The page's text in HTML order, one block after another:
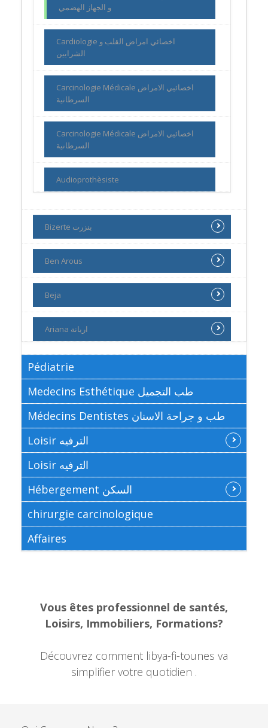
و الجهاز الهضمي
Cardiologie اخصائي امراض القلب و
الشرايين
Carcinologie Médicale اخصائيي الامراض
السرطانية
Carcinologie Médicale اخصائيي الامراض
السرطانية
Audioprothèsiste
Bizerte بنزرت
Ben Arous
Beja
Ariana اريانة
Pédiatrie
Medecins Esthétique طب التجميل
Médecins Dentistes طب و جراحة الاسنان
Loisir الترفيه
Loisir الترفيه
Hébergement السكن
chirurgie carcinologique
Affaires
Vous êtes professionnel de santés,
Loisirs, Immobiliers, Formations?
Découvrez comment libya-fi-tounes va
simplifier votre quotidien .